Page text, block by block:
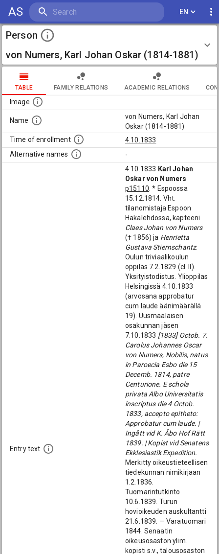
AS EN
Person
von Numers, Karl Johan Oskar (1814-1881)
TABLE FAMILY RELATIONS ACADEMIC RELATIONS
Image
Name
von Numers, Karl Johan
Oskar (1814-1881)
Time of enrollment
4.10.1833
Alternative names
-
Entry text
4.10.1833 Karl Johan
Oskar von Numers
p15110 . * Espoossa
15.12.1814. Vht:
tilanomistaja Espoon
Hakalehdossa, kapteeni
Claes Johan von Numers
(† 1856) ja Henrietta
Gustava Stiernschantz.
Oulun triviaalikoulun
oppilas 7.2.1829 (cl. II).
Yksityistodistus. Ylioppilas
Helsingissä 4.10.1833
(arvosana approbatur
cum laude äänimäärällä
19). Uusmaalaisen
osakunnan jäsen
7.10.1833 [1833] Octob. 7.
Carolus Johannes Oscar
von Numers, Nobilis, natus
in Paroecia Esbo die 15
Decemb. 1814, patre
Centurione. E schola
privata Albo Universitatis
inscriptus die 4 Octob.
1833, accepto epitheto:
Approbatur cum laude. |
Ingått vid K. Åbo Hof Rätt
1839. | Kopist vid Senatens
Ekklesiastik Expedition.
Merkitty oikeustieteellisen
tiedekunnan nimikirjaan
1.2.1836.
Tuomarintutkinto
10.6.1839. Turun
hovioikeuden auskultantti
21.6.1839. — Varatuomari
1844. Senaatin
oikeusosaston ylim.
kopisti s.v., talousosaston